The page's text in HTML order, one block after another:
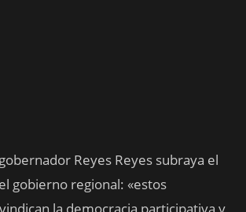
Reyes Reyes subraya el
gobierno regional: «estos
la democracia participativa y